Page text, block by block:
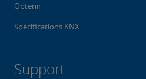
Obtenir
Spécifications KNX
Support